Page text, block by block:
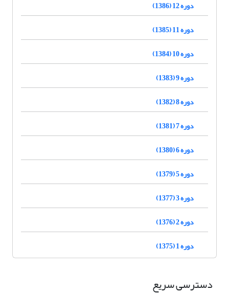
دوره 12 (1386)
دوره 11 (1385)
دوره 10 (1384)
دوره 9 (1383)
دوره 8 (1382)
دوره 7 (1381)
دوره 6 (1380)
دوره 5 (1379)
دوره 3 (1377)
دوره 2 (1376)
دوره 1 (1375)
دسترسی سریع